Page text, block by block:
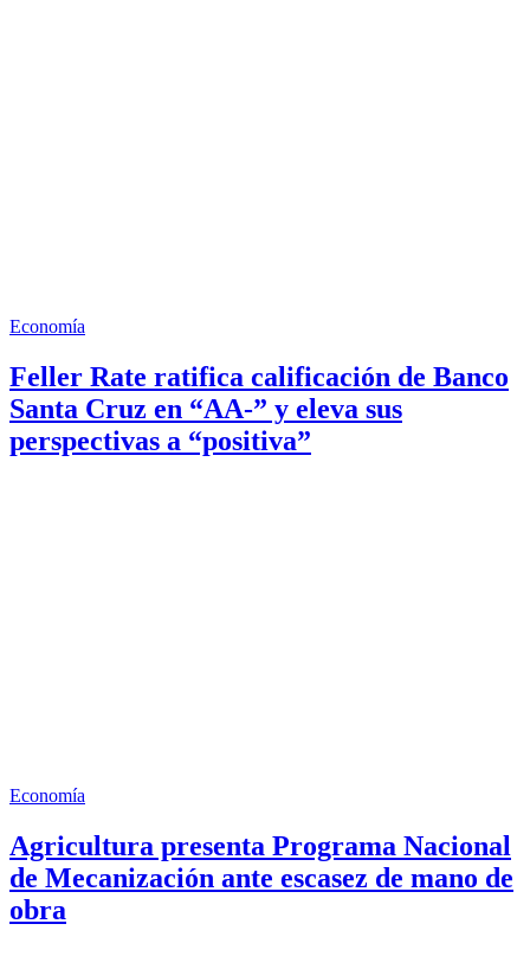
Economía
Feller Rate ratifica calificación de Banco
Santa Cruz en “AA-” y eleva sus
perspectivas a “positiva”
Economía
Agricultura presenta Programa Nacional
de Mecanización ante escasez de mano de
obra